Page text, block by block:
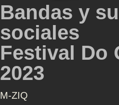
Bandas y
sociales
Festival Do
2023
Μ-ZIQ